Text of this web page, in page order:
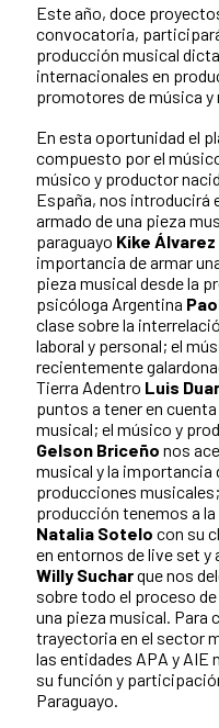
Este año, doce
convocatoria,
producción musical
internacionales en
promotores de música y
En esta oportunidad el
compuesto por el
músico y productor
España, nos introducirá
armado de una pieza
paraguayo Kike Álvarez
importancia de armar
pieza musical desde la
psicóloga Argentina
clase sobre la
laboral y personal; el
recientemente
Tierra Adentro Luis
puntos a tener en
musical; el músico y
Gelson Briceño nos
musical y la importancia
producciones
producción tenemos a
Natalia Sotelo con su
en entornos de live set
Willy Sucharque nos
sobre todo el proceso
una pieza musical. Para
trayectoria en el sector
las entidades APA y AIE
su función y
Paraguayo.